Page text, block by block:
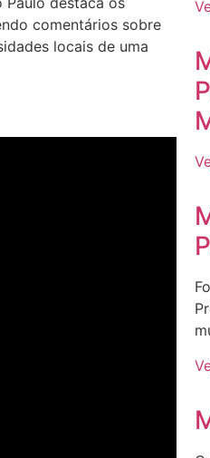
comentários sobre
locais de uma